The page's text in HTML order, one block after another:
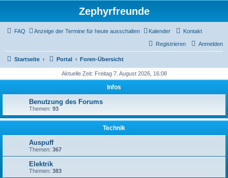
Zephyrfreunde
FAQ Anzeige der Termine für heute ausschalten Kalender Kontakt
Anmelden
Registrieren
Startseite Portal Foren-Übersicht
Aktuelle Zeit: Freitag 7. August 2026, 16:08
Infos
Benutzung des Forums
Themen: 93
Technik
Auspuff
Themen: 367
Elektrik
Themen: 383